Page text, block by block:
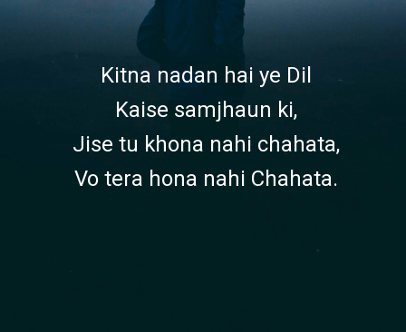
Kitna nadan hai ye Dil
Kaise samjhaun ki,
Jise tu khona nahi chahata,
Vo tera hona nahi Chahata.